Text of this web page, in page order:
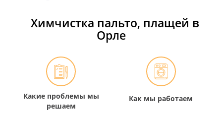
Химчистка пальто, плащей в
Орле
Какие проблемы мы
решаем
Как мы работаем